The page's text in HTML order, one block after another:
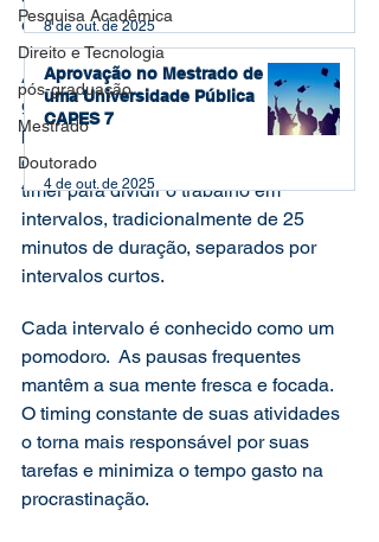
Pesquisa Acadêmica
Direito e Tecnologia
pós-graduação
Mestrado
Doutorado
eficiente no estudo e no
A Técnica Pomodoro é um método de
gerenciamento de tempo desenvolvido
por Francesco Cirillo no final da
década de 1980.   A técnica utilizaa um
timer para dividir o trabalho em
intervalos, tradicionalmente de 25
minutos de duração, separados por
intervalos curtos.
Cada intervalo é conhecido como um
pomodoro.  As pausas frequentes
mantêm a sua mente fresca e focada.
O timing constante de suas atividades
o torna mais responsável por suas
tarefas e minimiza o tempo gasto na
procrastinação.
8 de out. de 2025
Aprovação no Mestrado de
uma Universidade Pública
CAPES 7
4 de out. de 2025